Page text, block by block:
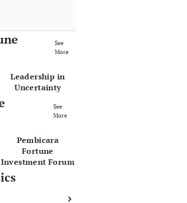
See
More
Leadership in
Uncertainty
See
More
Pembicara
Fortune
Investment Forum